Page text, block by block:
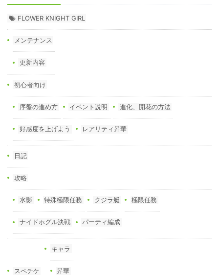
FLOWER KNIGHT GIRL
メンテナンス
更新内容
初心者向け
序盤の進め方 イベント説明 進化、開花の方法
好感度を上げよう レアリティ昇華
日記
攻略
水影 特殊極限任務 クジラ艇 極限任務
ナイドホグル決戦 パーティ編成
スペチケ
キャラ
昇華